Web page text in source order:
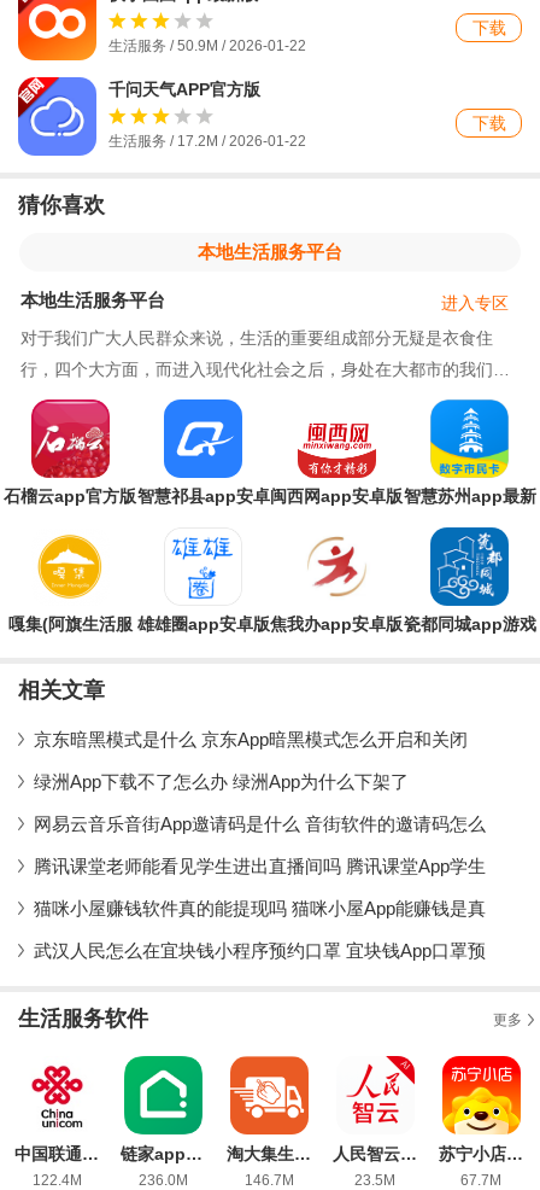
生活服务 / 50.9M / 2026-01-22
下载
千问天气APP官方版
生活服务 / 17.2M / 2026-01-22
下载
猜你喜欢
本地生活服务平台
本地生活服务平台
对于我们广大人民群众来说，生活的重要组成部分无疑是衣食住
行，四个大方面，而进入现代化社会之后，身处在大都市的我们，
即时是本地人，也难免会出现无法照顾好自己的问题
进入专区
石榴云app官方版智慧祁县app安卓闽西网app安卓版智慧苏州app最新
嘎集(阿旗生活服 雄雄圈app安卓版焦我办app安卓版瓷都同城app游戏
相关文章
京东暗黑模式是什么 京东App暗黑模式怎么开启和关闭
绿洲App下载不了怎么办 绿洲App为什么下架了
网易云音乐音街App邀请码是什么 音街软件的邀请码怎么
腾讯课堂老师能看见学生进出直播间吗 腾讯课堂App学生
猫咪小屋赚钱软件真的能提现吗 猫咪小屋App能赚钱是真
武汉人民怎么在宜块钱小程序预约口罩 宜块钱App口罩预
生活服务软件 更多
中国联通app安卓版
122.4M
链家app官方版
236.0M
淘大集生鲜供应链app最新版
146.7M
人民智云客户端
23.5M
苏宁小店免费送货上门app
67.7M